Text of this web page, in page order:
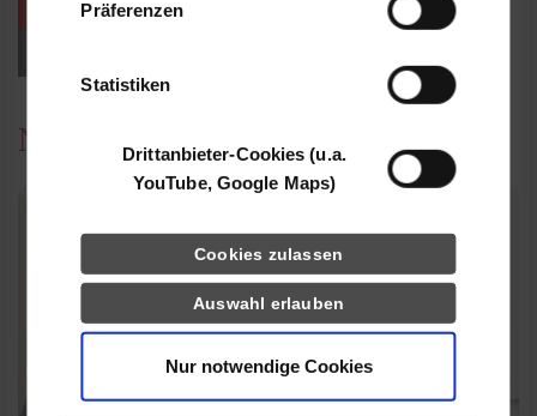
haben oder die sie im Rahmen Ihrer Nutzung
Präferenzen
Statistiken
Drittanbieter-Cookies (u.a.
YouTube, Google Maps)
Cookies zulassen
Auswahl erlauben
Nur notwendige Cookies
News